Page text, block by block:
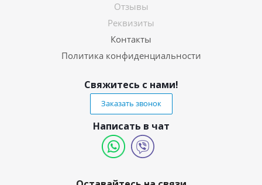
Отзывы
Реквизиты
Контакты
Политика конфиденциальности
Свяжитесь с нами!
Заказать звонок
Написать в чат